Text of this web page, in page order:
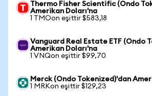
Thermo Fisher Scientific (Ondo
Amerikan Doları'na
1 TMOon eşittir $583,18
Vanguard Real Estate ETF (Ondo
Amerikan Doları'na
1 VNQon eşittir $99,70
Merck (Ondo Tokenized)'dan
1 MRKon eşittir $129,23